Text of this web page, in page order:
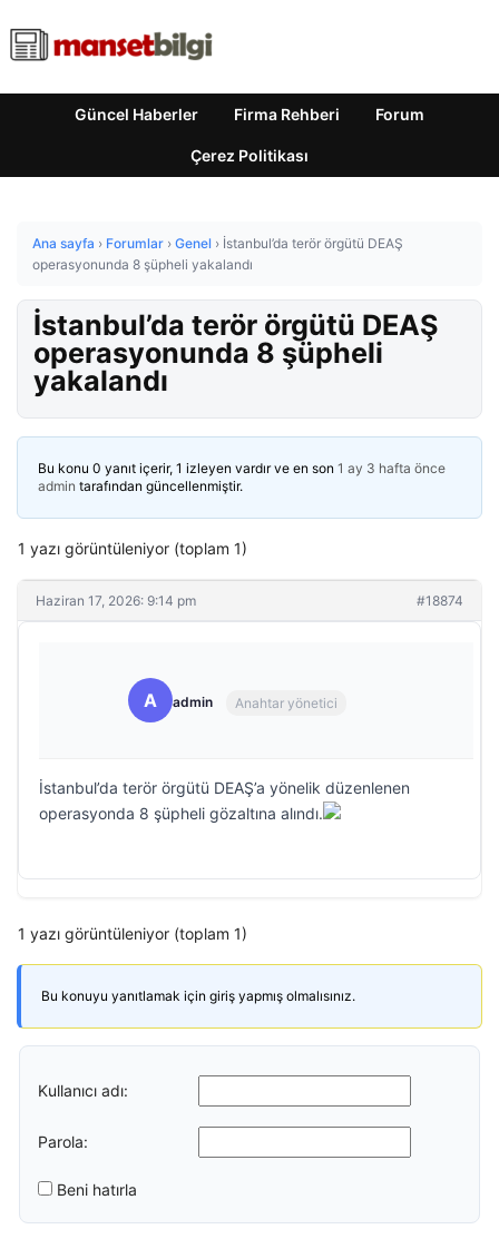
Güncel Haberler Firma Rehberi Forum
Çerez Politikası
Ana sayfa › Forumlar › Genel › İstanbul’da terör örgütü DEAŞ
operasyonunda 8 şüpheli yakalandı
İstanbul’da terör örgütü DEAŞ
operasyonunda 8 şüpheli
yakalandı
Bu konu 0 yanıt içerir, 1 izleyen vardır ve en son 1 ay 3 hafta önce
admin tarafından güncellenmiştir.
1 yazı görüntüleniyor (toplam 1)
Haziran 17, 2026: 9:14 pm #18874
A admin Anahtar yönetici
İstanbul’da terör örgütü DEAŞ’a yönelik düzenlenen
operasyonda 8 şüpheli gözaltına alındı.
1 yazı görüntüleniyor (toplam 1)
Bu konuyu yanıtlamak için giriş yapmış olmalısınız.
Kullanıcı adı:
Parola:
Beni hatırla